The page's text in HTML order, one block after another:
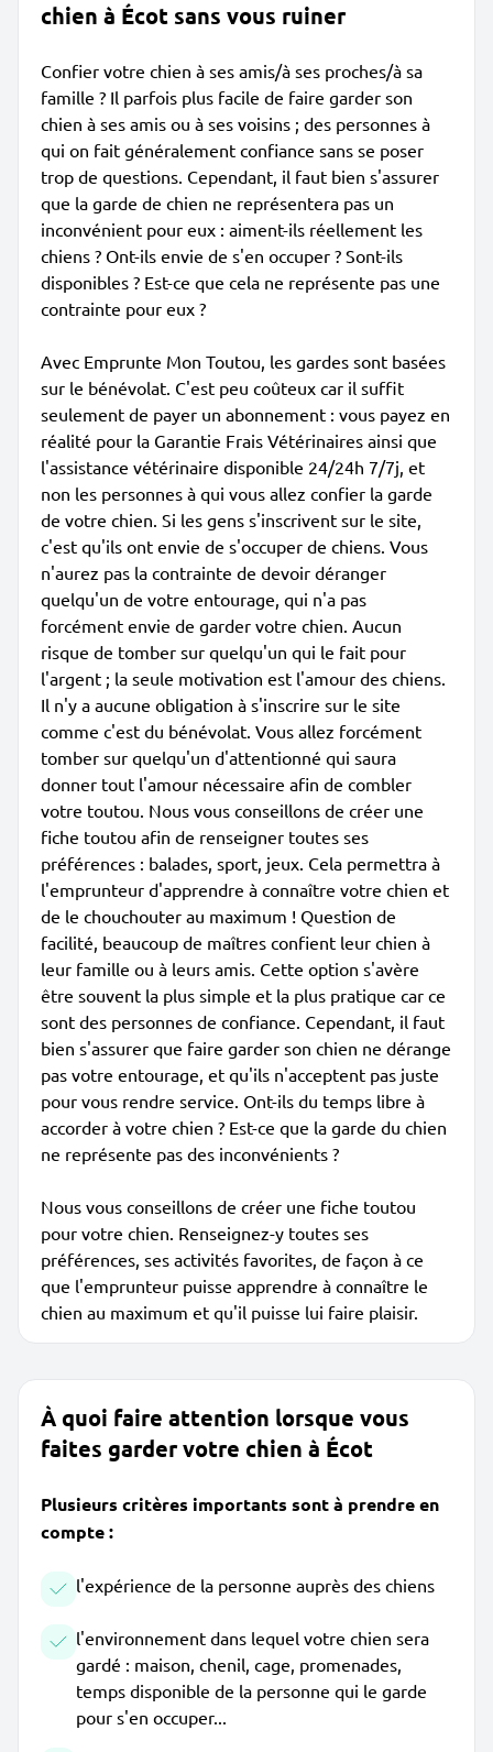
chien à Écot sans vous ruiner
Confier votre chien à ses amis/à ses proches/à sa
famille ? Il parfois plus facile de faire garder son
chien à ses amis ou à ses voisins ; des personnes à
qui on fait généralement confiance sans se poser
trop de questions. Cependant, il faut bien s'assurer
que la garde de chien ne représentera pas un
inconvénient pour eux : aiment-ils réellement les
chiens ? Ont-ils envie de s'en occuper ? Sont-ils
disponibles ? Est-ce que cela ne représente pas une
contrainte pour eux ?
Avec Emprunte Mon Toutou, les gardes sont basées
sur le bénévolat. C'est peu coûteux car il suffit
seulement de payer un abonnement : vous payez en
réalité pour la Garantie Frais Vétérinaires ainsi que
l'assistance vétérinaire disponible 24/24h 7/7j, et
non les personnes à qui vous allez confier la garde
de votre chien. Si les gens s'inscrivent sur le site,
c'est qu'ils ont envie de s'occuper de chiens. Vous
n'aurez pas la contrainte de devoir déranger
quelqu'un de votre entourage, qui n'a pas
forcément envie de garder votre chien. Aucun
risque de tomber sur quelqu'un qui le fait pour
l'argent ; la seule motivation est l'amour des chiens.
Il n'y a aucune obligation à s'inscrire sur le site
comme c'est du bénévolat. Vous allez forcément
tomber sur quelqu'un d'attentionné qui saura
donner tout l'amour nécessaire afin de combler
votre toutou. Nous vous conseillons de créer une
fiche toutou afin de renseigner toutes ses
préférences : balades, sport, jeux. Cela permettra à
l'emprunteur d'apprendre à connaître votre chien et
de le chouchouter au maximum ! Question de
facilité, beaucoup de maîtres confient leur chien à
leur famille ou à leurs amis. Cette option s'avère
être souvent la plus simple et la plus pratique car ce
sont des personnes de confiance. Cependant, il faut
bien s'assurer que faire garder son chien ne dérange
pas votre entourage, et qu'ils n'acceptent pas juste
pour vous rendre service. Ont-ils du temps libre à
accorder à votre chien ? Est-ce que la garde du chien
ne représente pas des inconvénients ?
Nous vous conseillons de créer une fiche toutou
pour votre chien. Renseignez-y toutes ses
préférences, ses activités favorites, de façon à ce
que l'emprunteur puisse apprendre à connaître le
chien au maximum et qu'il puisse lui faire plaisir.
À quoi faire attention lorsque vous
faites garder votre chien à Écot
Plusieurs critères importants sont à prendre en
compte :
l'expérience de la personne auprès des chiens
l'environnement dans lequel votre chien sera
gardé : maison, chenil, cage, promenades,
temps disponible de la personne qui le garde
pour s'en occuper...